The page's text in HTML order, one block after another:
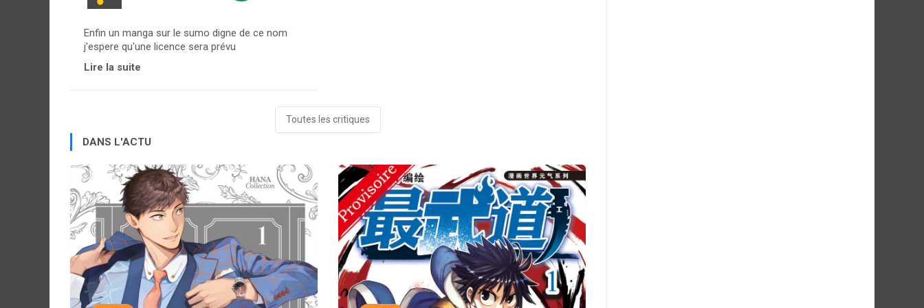
Enfin un manga sur le sumo digne de ce nom
j'espere qu'une licence sera prévu
Lire la suite
Toutes les critiques
DANS L'ACTU